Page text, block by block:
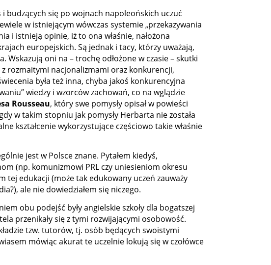
budzących się po wojnach napoleońskich uczuć
w istniejącym wówczas systemie „przekazywania
i istnieją opinie, iż to ona właśnie, nałożona
europejskich. Są jednak i tacy, którzy uważają,
Wskazują oni na – trochę odłożone w czasie – skutki
rozmaitymi nacjonalizmami oraz konkurencji,
była też inna, chyba jakoś konkurencyjna
wiedzy i wzorców zachowań, co na wglądzie
Rousseau, który swe pomysły opisał w powieści
w takim stopniu jak pomysły Herbarta nie została
kształcenie wykorzystujące częściowo takie właśnie
jest w Polsce znane. Pytałem kiedyś,
(np. komunizmowi PRL czy uniesieniom okresu
tej edukacji (może tak edukowany uczeń zauważy
ale nie dowiedziałem się niczego.
obu podejść były angielskie szkoły dla bogatszej
przenikały się z tymi rozwijającymi osobowość.
tzw. tutorów, tj. osób będących swoistymi
mówiąc akurat te uczelnie lokują się w czołówce